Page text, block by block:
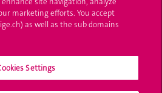
marketing efforts. You accept
as well as the sub domains
Settings